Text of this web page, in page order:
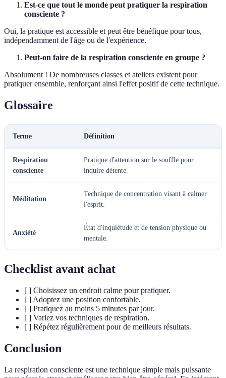
Est-ce que tout le monde peut pratiquer la respiration
consciente ?
Oui, la pratique est accessible et peut être bénéfique pour tous,
indépendamment de l'âge ou de l'expérience.
Peut-on faire de la respiration consciente en groupe ?
Absolument ! De nombreuses classes et ateliers existent pour
pratiquer ensemble, renforçant ainsi l'effet positif de cette technique.
Glossaire
Terme Définition
Respiration
consciente
Pratique d'attention sur le souffle pour
induire détente.
Méditation
Technique de concentration visant à calmer
l'esprit.
Anxiété
État d'inquiétude et de tension physique ou
mentale.
Checklist avant achat
[ ] Choisissez un endroit calme pour pratiquer.
[ ] Adoptez une position confortable.
[ ] Pratiquez au moins 5 minutes par jour.
[ ] Variez vos techniques de respiration.
[ ] Répétez régulièrement pour de meilleurs résultats.
Conclusion
La respiration consciente est une technique simple mais puissante